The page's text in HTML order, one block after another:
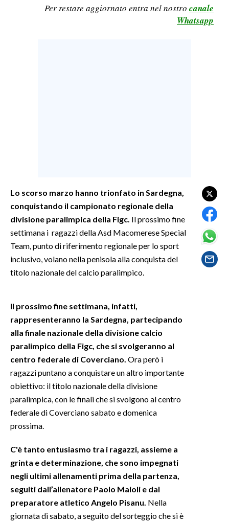
SALUTE
SARDEGNA TURISMO
SARDI NEL MONDO
NOTIZIE
#CARAUNIONE
3 MINUTI CON
INSULARITÀ
INFO AZIENDE
ABBONATI
ANNUNCI
PUBBLICITÀ
SPIAGGE
STORE
Per restare aggiornato entra nel nostro canale
Whatsapp
Lo scorso marzo hanno trionfato in Sardegna,
conquistando il campionato regionale della
divisione paralimpica della Figc. Il prossimo fine
settimana i ragazzi della Asd Macomerese Special
Team, punto di riferimento regionale per lo sport
inclusivo, volano nella penisola alla conquista del
titolo nazionale del calcio paralimpico.
Il prossimo fine settimana, infatti,
rappresenteranno la Sardegna, partecipando
alla finale nazionale della divisione calcio
paralimpico della Figc, che si svolgeranno al
centro federale di Coverciano. Ora però i
ragazzi puntano a conquistare un altro importante
obiettivo: il titolo nazionale della divisione
paralimpica, con le finali che si svolgono al centro
federale di Coverciano sabato e domenica
prossima.
C'è tanto entusiasmo tra i ragazzi, assieme a
grinta e determinazione, che sono impegnati
negli ultimi allenamenti prima della partenza,
seguiti dall’allenatore Paolo Maioli e dal
preparatore atletico Angelo Pisanu. Nella
giornata di sabato, a seguito del sorteggio che si è